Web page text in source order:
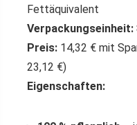
Fettäquivalent
Verpackungseinheit:
Preis: 14,32 € mit
23,12 €)
Eigenschaften: